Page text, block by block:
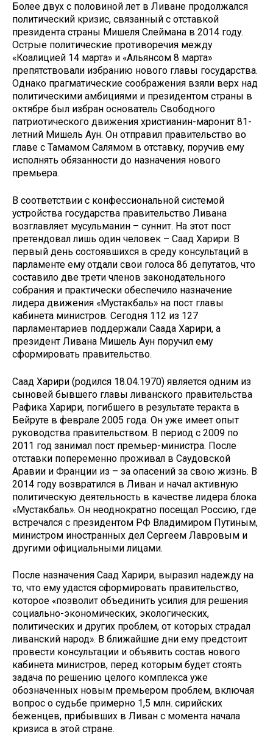
Более двух с половиной лет в Ливане продолжался
политический кризис, связанный с отставкой
президента страны Мишеля Слеймана в 2014 году.
Острые политические противоречия между
«Коалицией 14 марта» и «Альянсом 8 марта»
препятствовали избранию нового главы государства.
Однако прагматические соображения взяли верх над
политическими амбициями и президентом страны в
октябре был избран основатель Свободного
патриотического движения христианин-маронит 81-
летний Мишель Аун. Он отправил правительство во
главе с Тамамом Салямом в отставку, поручив ему
исполнять обязанности до назначения нового
премьера.
В соответствии с конфессиональной системой
устройства государства правительство Ливана
возглавляет мусульманин – суннит. На этот пост
претендовал лишь один человек – Саад Харири. В
первый день состоявшихся в среду консультаций в
парламенте ему отдали свои голоса 86 депутатов, что
составило две трети членов законодательного
собрания и практически обеспечило назначение
лидера движения «Мустакбаль» на пост главы
кабинета министров. Сегодня 112 из 127
парламентариев поддержали Саада Харири, а
президент Ливана Мишель Аун поручил ему
сформировать правительство.
Саад Харири (родился 18.04.1970) является одним из
сыновей бывшего главы ливанского правительства
Рафика Харири, погибшего в результате теракта в
Бейруте в феврале 2005 года. Он уже имеет опыт
руководства правительством. В период с 2009 по
2011 год занимал пост премьер-министра. После
отставки попеременно проживал в Саудовской
Аравии и Франции из – за опасений за свою жизнь. В
2014 году возвратился в Ливан и начал активную
политическую деятельность в качестве лидера блока
«Мустакбаль». Он неоднократно посещал Россию, где
встречался с президентом РФ Владимиром Путиным,
министром иностранных дел Сергеем Лавровым и
другими официальными лицами.
После назначения Саад Харири, выразил надежду на
то, что ему удастся сформировать правительство,
которое «позволит объединить усилия для решения
социально-экономических, экологических,
политических и других проблем, от которых страдал
ливанский народ». В ближайшие дни ему предстоит
провести консультации и объявить состав нового
кабинета министров, перед которым будет стоять
задача по решению целого комплекса уже
обозначенных новым премьером проблем, включая
вопрос о судьбе примерно 1,5 млн. сирийских
беженцев, прибывших в Ливан с момента начала
кризиса в этой стране.